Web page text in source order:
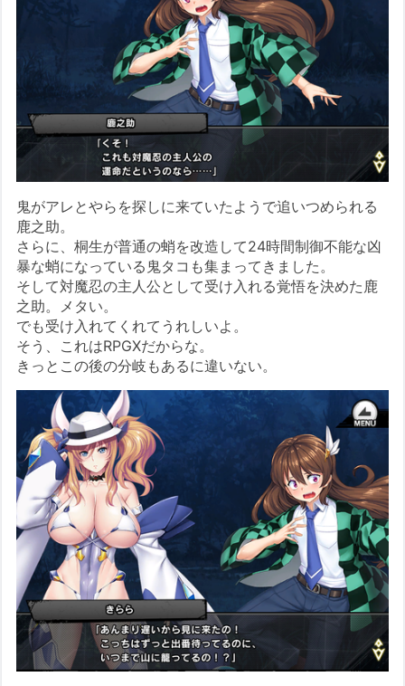
鬼がアレとやらを探しに来ていたようで追いつめられる
鹿之助。
さらに、桐生が普通の蛸を改造して24時間制御不能な凶
暴な蛸になっている鬼タコも集まってきました。
そして対魔忍の主人公として受け入れる覚悟を決めた鹿
之助。メタい。
でも受け入れてくれてうれしいよ。
そう、これはRPGXだからな。
きっとこの後の分岐もあるに違いない。